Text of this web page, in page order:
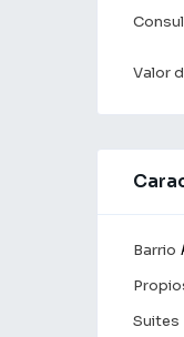
Valor
Barrio
Suites